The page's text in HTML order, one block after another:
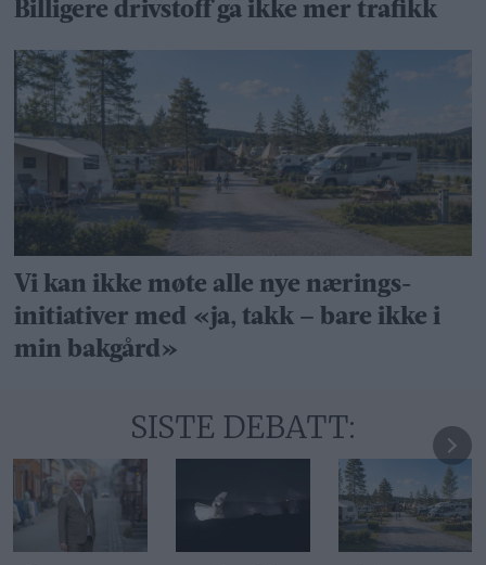
Billigere drivstoff ga ikke mer trafikk
Vi kan ikke møte alle nye nærings­
initiativer med «ja, takk – bare ikke i
min bakgård»
SISTE DEBATT: